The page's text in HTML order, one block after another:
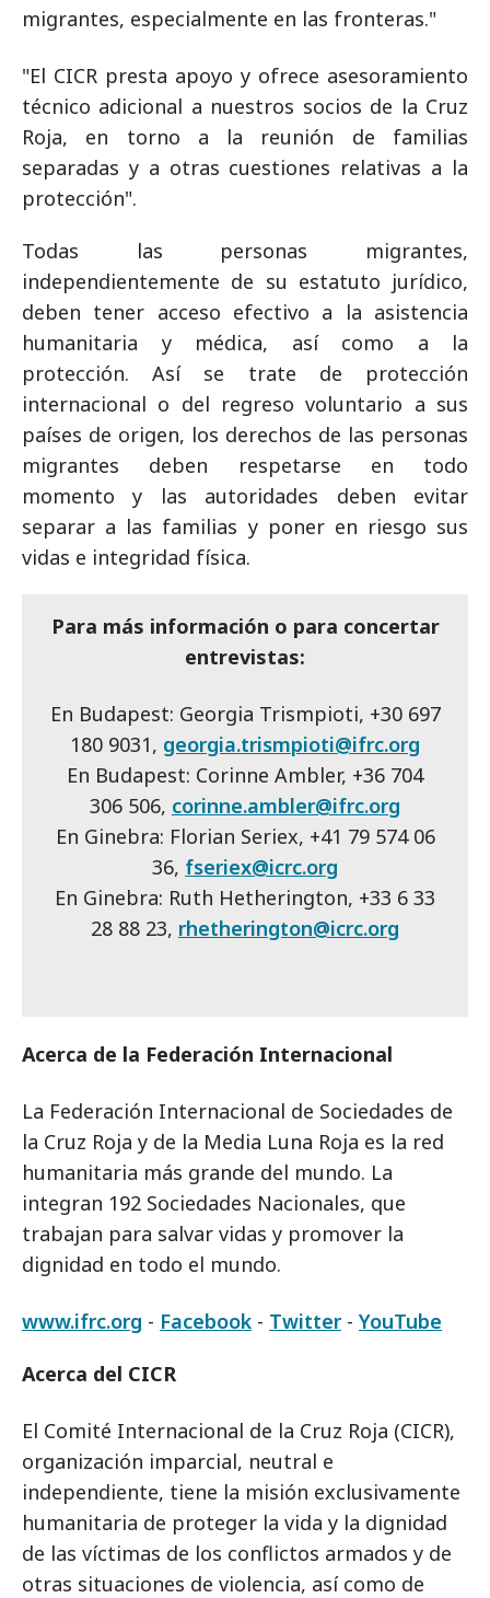
migrantes, especialmente en las fronteras."
"El CICR presta apoyo y ofrece asesoramiento
técnico adicional a nuestros socios de la Cruz
Roja, en torno a la reunión de familias
separadas y a otras cuestiones relativas a la
protección".
Todas las personas migrantes,
independientemente de su estatuto jurídico,
deben tener acceso efectivo a la asistencia
humanitaria y médica, así como a la
protección. Así se trate de protección
internacional o del regreso voluntario a sus
países de origen, los derechos de las personas
migrantes deben respetarse en todo
momento y las autoridades deben evitar
separar a las familias y poner en riesgo sus
vidas e integridad física.
Para más información o para concertar
entrevistas:
En Budapest: Georgia Trismpioti, +30 697
180 9031, georgia.trismpioti@ifrc.org
En Budapest: Corinne Ambler, +36 704
306 506, corinne.ambler@ifrc.org
En Ginebra: Florian Seriex, +41 79 574 06
36, fseriex@icrc.org
En Ginebra: Ruth Hetherington, +33 6 33
28 88 23, rhetherington@icrc.org
Acerca de la Federación Internacional
La Federación Internacional de Sociedades de
la Cruz Roja y de la Media Luna Roja es la red
humanitaria más grande del mundo. La
integran 192 Sociedades Nacionales, que
trabajan para salvar vidas y promover la
dignidad en todo el mundo.
www.ifrc.org - Facebook - Twitter- YouTube
Acerca del CICR
El Comité Internacional de la Cruz Roja (CICR),
organización imparcial, neutral e
independiente, tiene la misión exclusivamente
humanitaria de proteger la vida y la dignidad
de las víctimas de los conflictos armados y de
otras situaciones de violencia, así como de